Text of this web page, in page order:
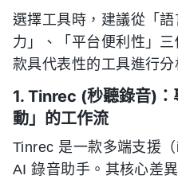
選擇工具時，建議從「
力」、「平台便利性」
款具代表性的工具進行分
1. Tinrec (秒聽錄音)
動」的工作流
Tinrec 是一款多端支援
AI 錄音助手。其核心差